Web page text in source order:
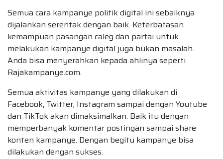
Semua cara kampanye politik digital ini sebaiknya
dijalankan serentak dengan baik. Keterbatasan
kemampuan pasangan caleg dan partai untuk
melakukan kampanye digital juga bukan masalah.
Anda bisa menyerahkan kepada ahlinya seperti
Rajakampanye.com.
Semua aktivitas kampanye yang dilakukan di
Facebook, Twitter, Instagram sampai dengan Youtube
dan TikTok akan dimaksimalkan. Baik itu dengan
memperbanyak komentar postingan sampai share
konten kampanye. Dengan begitu kampanye bisa
dilakukan dengan sukses.